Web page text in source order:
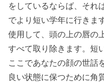
をしているならば、それ
でより短い学年に行きま
使用して、頭の上の唇の
すべて取り除きます。短
ここであなたの顔の世話
良い状態に保つために角